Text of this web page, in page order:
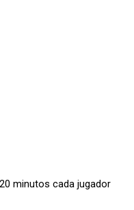
minutos cada jugador